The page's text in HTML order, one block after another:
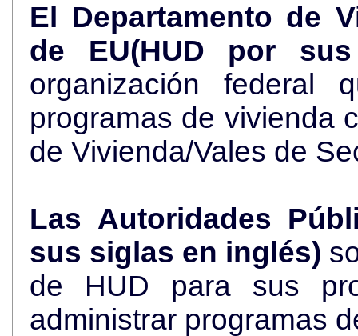
El Departamento de
de EU(HUD por
organización federal
programas de vivienda
de Vivienda/Vales de
Las Autoridades
sus siglas en inglés)
de HUD para sus
administrar programas